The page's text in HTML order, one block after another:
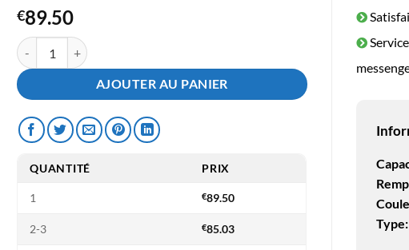
€89.50
quantité de Toner Compatible C900 - 1900 Cyan
AJOUTER AU PANIER
QUANTITÉ PRIX
1 €89.50
2-3 €85.03
Type: